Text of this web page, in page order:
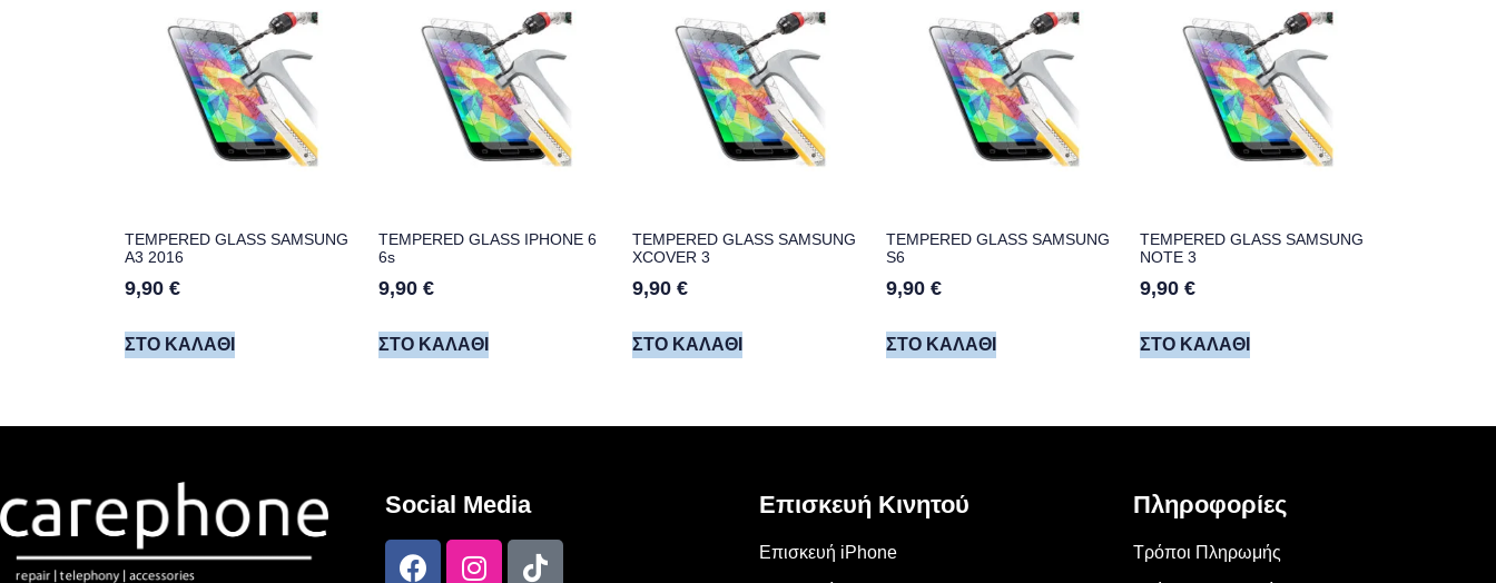
TEMPERED GLASS SAMSUNG
A3 2016
9,90 €
ΣΤΟ ΚΑΛΆΘΙ
TEMPERED GLASS IPHONE 6
6s
9,90 €
ΣΤΟ ΚΑΛΆΘΙ
TEMPERED GLASS SAMSUNG
XCOVER 3
9,90 €
ΣΤΟ ΚΑΛΆΘΙ
TEMPERED GLASS SAMSUNG
S6
9,90 €
ΣΤΟ ΚΑΛΆΘΙ
TEMPERED GLASS SAMSUNG
NOTE 3
9,90 €
ΣΤΟ ΚΑΛΆΘΙ
Social Media Επισκευή Κινητού
Επισκευή iPhone
Πληροφορίες
Τρόποι Πληρωμής